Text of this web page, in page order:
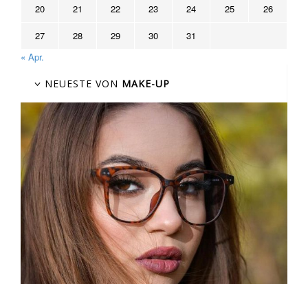
20 21 22 23 24 25 26
27 28 29 30
31
« Apr.
NEUESTE VON MAKE-UP